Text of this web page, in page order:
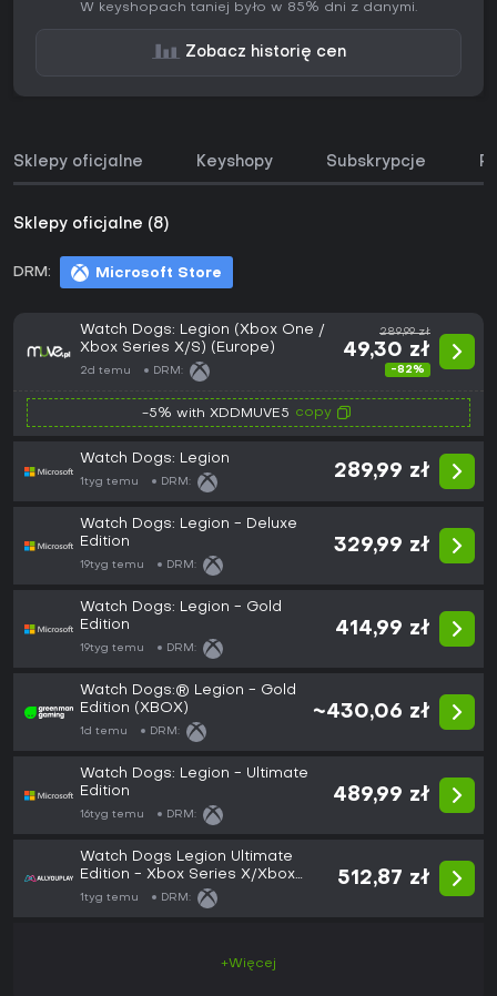
W keyshopach taniej było w 85% dni z danymi.
Zobacz historię cen
Sklepy oficjalne Keyshopy Subskrypcje
Sklepy oficjalne (8)
DRM: Microsoft Store
Watch Dogs: Legion (Xbox One /
Xbox Series X/S) (Europe)
2d temu DRM:
289,99 zł
49,30 zł
-82%
-5% with XDDMUVE5 copy
Watch Dogs: Legion
1tyg temu DRM:
289,99 zł
Watch Dogs: Legion - Deluxe
Edition
19tyg temu DRM:
329,99 zł
Watch Dogs: Legion - Gold
Edition
19tyg temu DRM:
414,99 zł
Watch Dogs:® Legion - Gold
Edition (XBOX)
1d temu DRM:
~430,06 zł
Watch Dogs: Legion - Ultimate
Edition
16tyg temu DRM:
489,99 zł
Watch Dogs Legion Ultimate
Edition - Xbox Series X/Xbox
One
1tyg temu DRM:
512,87 zł
+Więcej